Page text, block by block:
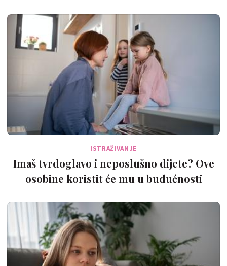
ISTRAŽIVANJE
Imaš tvrdoglavo i neposlušno dijete? Ove
osobine koristit će mu u budućnosti